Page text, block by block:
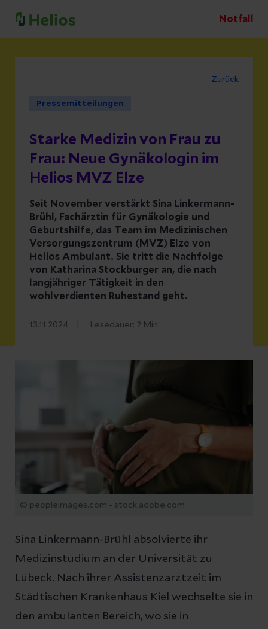
Notfall
Zurück
Pressemitteilungen
Starke Medizin von Frau zu
Frau: Neue Gynäkologin im
Helios MVZ Elze
Seit November verstärkt Sina Linkermann-
Brühl, Fachärztin für Gynäkologie und
Geburtshilfe, das Team im Medizinischen
Versorgungszentrum (MVZ) Elze von
Helios Ambulant. Sie tritt die Nachfolge
von Katharina Stockburger an, die nach
langjähriger Tätigkeit in den
wohlverdienten Ruhestand geht.
13.11.2024 Lesedauer: 2 Min.
© peopleimages.com - stock.adobe.com
Sina Linkermann-Brühl absolvierte ihr
Medizinstudium an der Universität zu
Lübeck. Nach ihrer Assistenzarztzeit im
Städtischen Krankenhaus Kiel wechselte sie in
den ambulanten Bereich, wo sie in